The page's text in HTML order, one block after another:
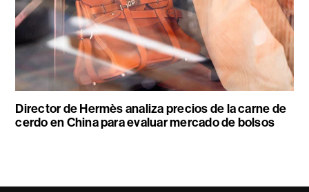
Director de Hermès analiza precios de la carne de
cerdo en China para evaluar mercado de bolsos